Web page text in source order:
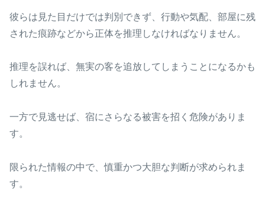
彼らは見た目だけでは判別できず、行動や気配、部屋に残
された痕跡などから正体を推理しなければなりません。
推理を誤れば、無実の客を追放してしまうことになるかも
しれません。
一方で見逃せば、宿にさらなる被害を招く危険がありま
す。
限られた情報の中で、慎重かつ大胆な判断が求められま
す。